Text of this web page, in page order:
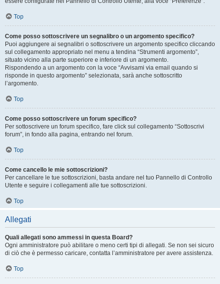
Top
Come posso sottoscrivere un segnalibro o un argomento specifico?
Puoi aggiungere ai segnalibri o sottoscrivere un argomento specifico cliccando
sul collegamento appropriato nel menu a tendina “Strumenti argomento”,
situato vicino alla parte superiore e inferiore di un argomento.
Rispondendo a un argomento con la voce “Avvisami via email quando si
risponde in questo argomento” selezionata, sarà anche sottoscritto
l’argomento.
Top
Come posso sottoscrivere un forum specifico?
Per sottoscrivere un forum specifico, fare click sul collegamento “Sottoscrivi
forum”, in fondo alla pagina, entrando nel forum.
Top
Come cancello le mie sottoscrizioni?
Per cancellare le tue sottoscrizioni, basta andare nel tuo Pannello di Controllo
Utente e seguire i collegamenti alle tue sottoscrizioni.
Top
Allegati
Quali allegati sono ammessi in questa Board?
Ogni amministratore può abilitare o meno certi tipi di allegati. Se non sei sicuro
di ciò che è permesso caricare, contatta l’amministratore per avere assistenza.
Top